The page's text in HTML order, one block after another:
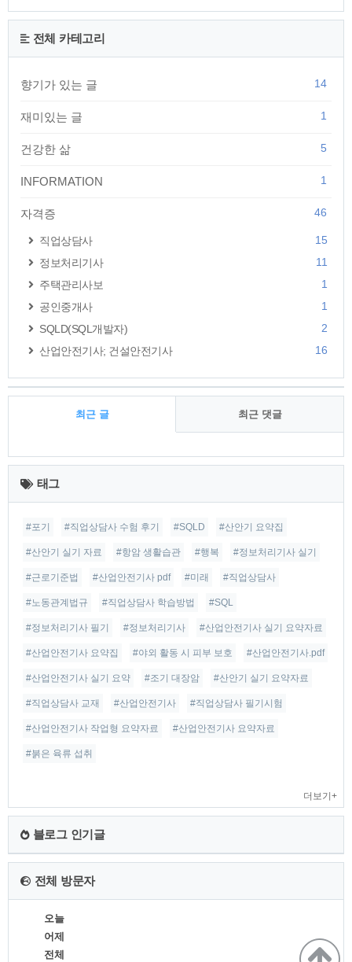
전체 카테고리
향기가 있는 글 14
재미있는 글 1
건강한 삶 5
INFORMATION 1
자격증 46
직업상담사
15
정보처리기사
11
주택관리사보
1
공인중개사
1
SQLD(SQL개발자)
2
산업안전기사; 건설안전기사
16
최근 글 최근 댓글
최
근
글
태그
#포기 #직업상담사 수험 후기 #SQLD #산안기 요약집
#산안기 실기 자료 #항암 생활습관 #행복 #정보처리기사 실기
#근로기준법 #산업안전기사 pdf #미래 #직업상담사
#노동관계법규 #직업상담사 학습방법 #SQL
#정보처리기사 필기 #정보처리기사 #산업안전기사 실기 요약자료
#산업안전기사 요약집 #야외 활동 시 피부 보호 #산업안전기사.pdf
#산업안전기사 실기 요약 #조기 대장암 #산안기 실기 요약자료
#직업상담사 교재 #산업안전기사 #직업상담사 필기시험
#산업안전기사 작업형 요약자료 #산업안전기사 요약자료
#붉은 육류 섭취
더보기+
블로그 인기글
전체 방문자
오늘
어제
전체